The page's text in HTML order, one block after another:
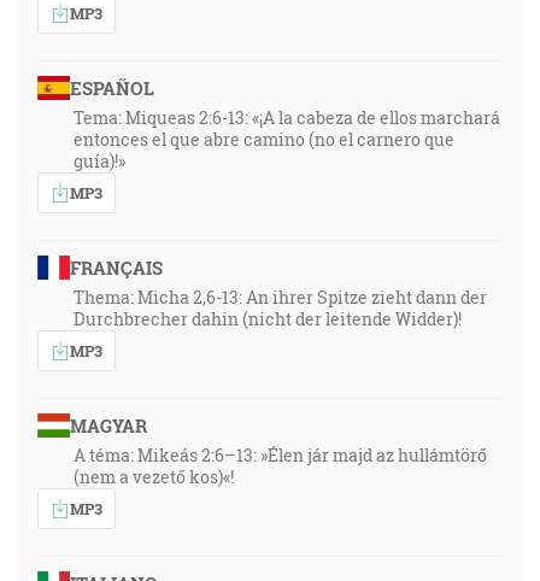
MP3
ESPAÑOL
Tema: Miqueas 2:6-13: «¡A la cabeza de ellos marchará
entonces el que abre camino (no el carnero que
guía)!»
MP3
FRANÇAIS
Thema: Micha 2,6-13: An ihrer Spitze zieht dann der
Durchbrecher dahin (nicht der leitende Widder)!
MP3
MAGYAR
A téma: Mikeás 2:6–13: »Élen jár majd az hullámtörő
(nem a vezető kos)«!
MP3